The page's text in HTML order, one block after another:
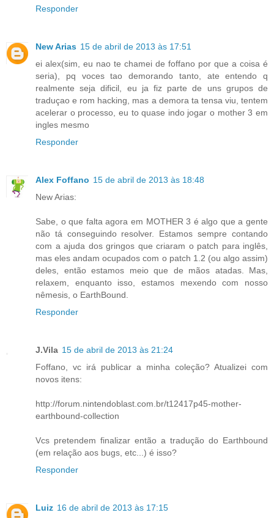
Responder
New Arias 15 de abril de 2013 às 17:51
ei alex(sim, eu nao te chamei de foffano por que a coisa é
seria), pq voces tao demorando tanto, ate entendo q
realmente seja dificil, eu ja fiz parte de uns grupos de
traduçao e rom hacking, mas a demora ta tensa viu, tentem
acelerar o processo, eu to quase indo jogar o mother 3 em
ingles mesmo
Responder
Alex Foffano 15 de abril de 2013 às 18:48
New Arias:
Sabe, o que falta agora em MOTHER 3 é algo que a gente
não tá conseguindo resolver. Estamos sempre contando
com a ajuda dos gringos que criaram o patch para inglês,
mas eles andam ocupados com o patch 1.2 (ou algo assim)
deles, então estamos meio que de mãos atadas. Mas,
relaxem, enquanto isso, estamos mexendo com nosso
nêmesis, o EarthBound.
Responder
J.Vila 15 de abril de 2013 às 21:24
Foffano, vc irá publicar a minha coleção? Atualizei com
novos itens:
http://forum.nintendoblast.com.br/t12417p45-mother-
earthbound-collection
Vcs pretendem finalizar então a tradução do Earthbound
(em relação aos bugs, etc...) é isso?
Responder
Luiz 16 de abril de 2013 às 17:15